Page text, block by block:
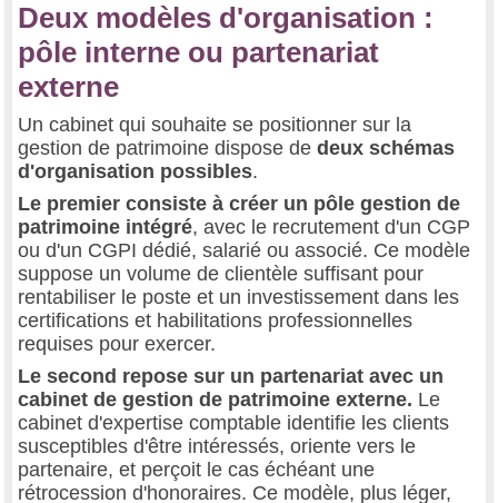
Deux modèles d'organisation :
pôle interne ou partenariat
externe
Un cabinet qui souhaite se positionner sur la
gestion de patrimoine dispose de deux schémas
d'organisation possibles.
Le premier consiste à créer un pôle gestion de
patrimoine intégré, avec le recrutement d'un CGP
ou d'un CGPI dédié, salarié ou associé. Ce modèle
suppose un volume de clientèle suffisant pour
rentabiliser le poste et un investissement dans les
certifications et habilitations professionnelles
requises pour exercer.
Le second repose sur un partenariat avec un
cabinet de gestion de patrimoine externe. Le
cabinet d'expertise comptable identifie les clients
susceptibles d'être intéressés, oriente vers le
partenaire, et perçoit le cas échéant une
rétrocession d'honoraires. Ce modèle, plus léger,